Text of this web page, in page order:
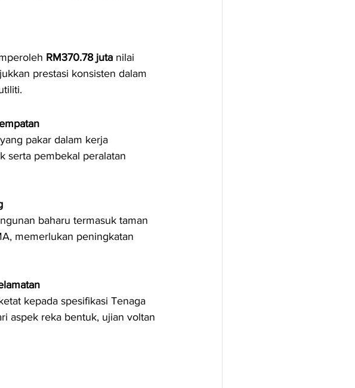
RM370.78 juta nilai
prestasi konsisten dalam
pakar dalam kerja
serta pembekal peralatan
baharu termasuk taman
memerlukan peningkatan
kepada spesifikasi Tenaga
aspek reka bentuk, ujian voltan